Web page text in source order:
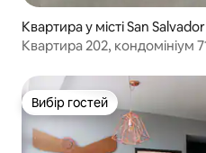
Квартира у місті San Salvador
Квартира 202, кондомініум
Вибір гостей
Вибір гостей